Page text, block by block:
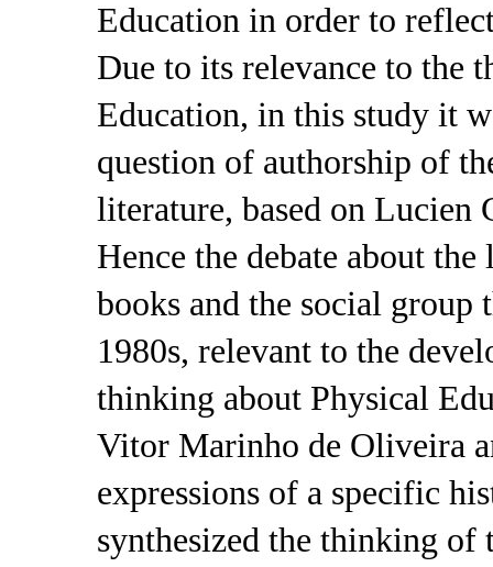
Education in order to
Due to its relevance to the
Education, in this study it
question of authorship of
literature, based on Lucien
Hence the debate about
books and the social
1980s, relevant to the
thinking about Physical
Vitor Marinho de Oliveira
expressions of a specific
synthesized the thinking of